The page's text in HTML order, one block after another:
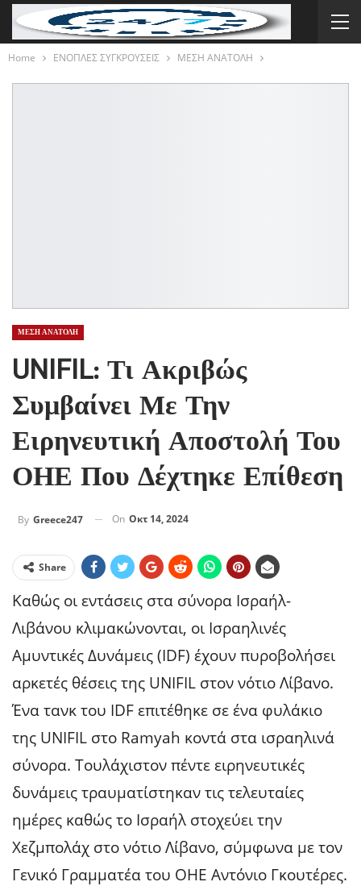
Home ΕΝΟΠΛΕΣ ΣΥΓΚΡΟΥΣΕΙΣ ΜΕΣΗ ΑΝΑΤΟΛΗ
ΜΕΣΗ ΑΝΑΤΟΛΗ
UNIFIL: Τι Ακριβώς
Συμβαίνει Με Την
Ειρηνευτική Αποστολή Του
ΟΗΕ Που Δέχτηκε Επίθεση
By Greece247 On Οκτ 14, 2024
Share
Καθώς οι εντάσεις στα σύνορα Ισραήλ-
Λιβάνου κλιμακώνονται, οι Ισραηλινές
Αμυντικές Δυνάμεις (IDF) έχουν πυροβολήσει
αρκετές θέσεις της UNIFIL στον νότιο Λίβανο.
Ένα τανκ του IDF επιτέθηκε σε ένα φυλάκιο
της UNIFIL στο Ramyah κοντά στα ισραηλινά
σύνορα. Τουλάχιστον πέντε ειρηνευτικές
δυνάμεις τραυματίστηκαν τις τελευταίες
ημέρες καθώς το Ισραήλ στοχεύει την
Χεζμπολάχ στο νότιο Λίβανο, σύμφωνα με τον
Γενικό Γραμματέα του ΟΗΕ Αντόνιο Γκουτέρες.